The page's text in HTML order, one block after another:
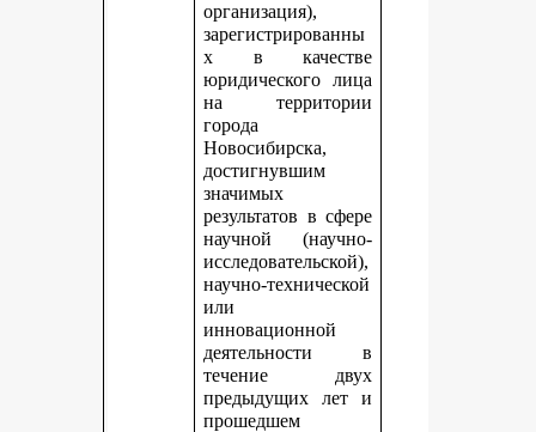
организация),
зарегистрированны
х в качестве
юридического лица
на территории
города
Новосибирска,
достигнувшим
значимых
результатов в сфере
научной (научно-
исследовательской),
научно-технической
или
инновационной
деятельности в
течение двух
предыдущих лет и
прошедшем